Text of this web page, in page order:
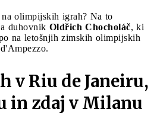
olimpijskih igrah? Na to
duhovnik Oldřich Chocholáč, ki
na letošnjih zimskih olimpijskih
v Riu de Janeiru,
in zdaj v Milanu